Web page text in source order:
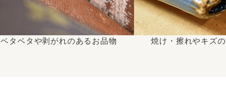
ベタベタや剥がれのあるお品物 焼け・擦れやキズ